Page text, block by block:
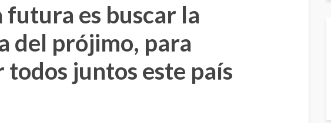
futura es buscar la
del prójimo, para
juntos este país